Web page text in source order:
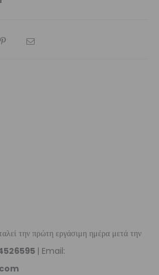
την πρώτη εργάσιμη ημέρα μετά την
| Email: